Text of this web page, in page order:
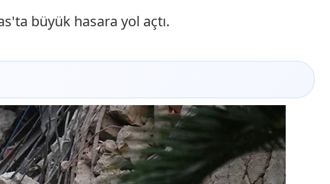
büyük hasara yol açtı.